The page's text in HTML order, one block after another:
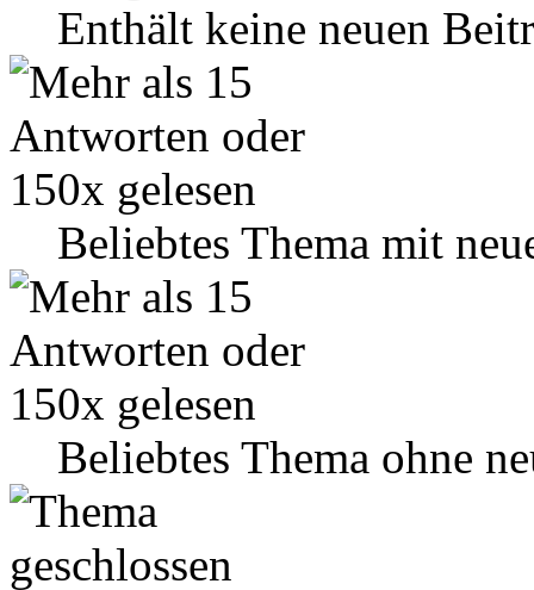
Enthält keine neuen
Beliebtes Thema mit
Beliebtes Thema ohne